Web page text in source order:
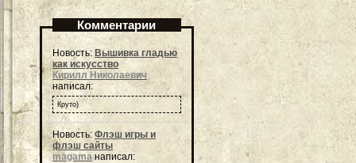
Комментарии
Новость: Вышивка гладью
как искусство
Кирилл Николаевич
написал:
Круто)
Новость: Флэш игры и
флэш сайты
magamaнаписал: